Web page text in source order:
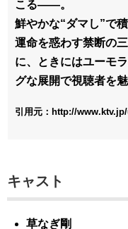
こる――。
鮮やかな“ダマし”で
運命を惑わす禁断の
に、ときにはユーモ
グな展開で視聴者を魅
引用元：http://
キャスト
草なぎ剛